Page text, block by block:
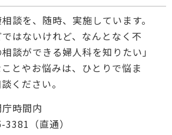
談を、随時、実施しています。
ではないけれど、なんとなく不
談ができる婦人科を知りたい」
とやお悩みは、ひとりで悩ま
ください。
時間内
（直通）